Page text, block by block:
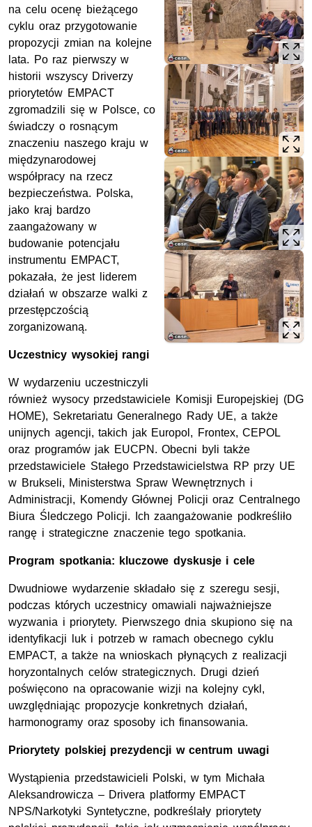
na celu ocenę bieżącego
cyklu oraz przygotowanie
propozycji zmian na kolejne
lata. Po raz pierwszy w
historii wszyscy Driverzy
priorytetów EMPACT
zgromadzili się w Polsce, co
świadczy o rosnącym
znaczeniu naszego kraju w
międzynarodowej
współpracy na rzecz
bezpieczeństwa. Polska,
jako kraj bardzo
zaangażowany w
budowanie potencjału
instrumentu EMPACT,
pokazała, że jest liderem
działań w obszarze walki z
przestępczością
zorganizowaną.
Uczestnicy wysokiej rangi
W wydarzeniu uczestniczyli
również wysocy przedstawiciele Komisji Europejskiej (DG
HOME), Sekretariatu Generalnego Rady UE, a także
unijnych agencji, takich jak Europol, Frontex, CEPOL
oraz programów jak EUCPN. Obecni byli także
przedstawiciele Stałego Przedstawicielstwa RP przy UE
w Brukseli, Ministerstwa Spraw Wewnętrznych i
Administracji, Komendy Głównej Policji oraz Centralnego
Biura Śledczego Policji. Ich zaangażowanie podkreśliło
rangę i strategiczne znaczenie tego spotkania.
Program spotkania: kluczowe dyskusje i cele
Dwudniowe wydarzenie składało się z szeregu sesji,
podczas których uczestnicy omawiali najważniejsze
wyzwania i priorytety. Pierwszego dnia skupiono się na
identyfikacji luk i potrzeb w ramach obecnego cyklu
EMPACT, a także na wnioskach płynących z realizacji
horyzontalnych celów strategicznych. Drugi dzień
poświęcono na opracowanie wizji na kolejny cykl,
uwzględniając propozycje konkretnych działań,
harmonogramy oraz sposoby ich finansowania.
Priorytety polskiej prezydencji w centrum uwagi
Wystąpienia przedstawicieli Polski, w tym Michała
Aleksandrowicza – Drivera platformy EMPACT
NPS/Narkotyki Syntetyczne, podkreślały priorytety